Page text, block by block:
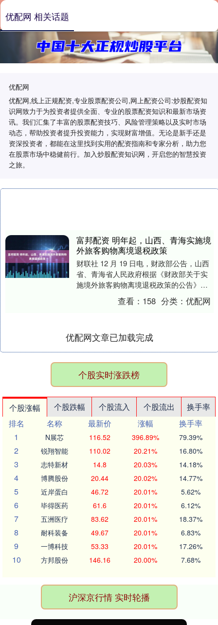
优配网
优配网,线上正规配资,专业股票配资公司,网上配资公司:炒股配资知
识网致力于为投资者提供全面、专业的股票配资知识和最新市场资
讯。我们汇集了丰富的股票配资技巧、风险管理策略以及实时市场
动态，帮助投资者提升投资能力，实现财富增值。无论是新手还是
资深投资者，都能在这里找到实用的配资指南和专家分析，助力您
在股票市场中稳健前行。加入炒股配资知识网，开启您的智慧投资
之旅。
优配网 相关话题
富邦配资 明年起，山西、青海实施境
外旅客购物离境退税政策
财联社 12 月 19 日电，财政部公告，山西
省、青海省人民政府根据《财政部关于实
施境外旅客购物离境退税政策的公告》
（财政部公告 2015 年第 3 号）、《海....
查看： 158 分类：优配网
优配网文章已加载完成
个股实时涨跌榜
个股涨幅 个股跌幅 个股流入 个股流出
换手率
排名
名称 最新价 涨幅
换手率
1
N展芯 116.52 396.89% 79.39%
2 锐翔智能 110.02 20.21% 16.80%
3 志特新材 14.8 20.03% 14.18%
4 博腾股份 20.44 20.02% 14.77%
5 近岸蛋白 46.72 20.01% 5.62%
6 毕得医药 61.6 20.01% 6.12%
7 五洲医疗 83.62 20.01% 18.37%
8 耐科装备 49.67 20.01% 6.83%
9 一博科技 53.33 20.01% 17.26%
10 方邦股份 146.16 20.00% 7.68%
沪深京行情 实时轮播